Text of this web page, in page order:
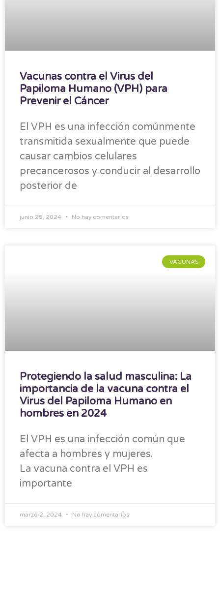
Vacunas contra el Virus del
Papiloma Humano (VPH) para
Prevenir el Cáncer
El VPH es una infección comúnmente
transmitida sexualmente que puede
causar cambios celulares
precancerosos y conducir al desarrollo
posterior de
junio 25, 2024 No hay comentarios
VACUNAS
Protegiendo la salud masculina: La
importancia de la vacuna contra el
Virus del Papiloma Humano en
hombres en 2024
El VPH es una infección común que
afecta a hombres y mujeres.
La vacuna contra el VPH es
importante
marzo 2, 2024 No hay comentarios